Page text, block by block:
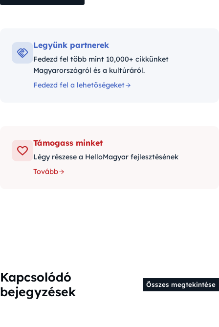
Legyünk partnerek
Fedezd fel több mint 10,000+ cikkünket
Magyarországról és a kultúráról.
Fedezd fel a lehetőségeket
Támogass minket
Légy részese a HelloMagyar fejlesztésének
Tovább
Kapcsolódó
bejegyzések
Összes megtekintése